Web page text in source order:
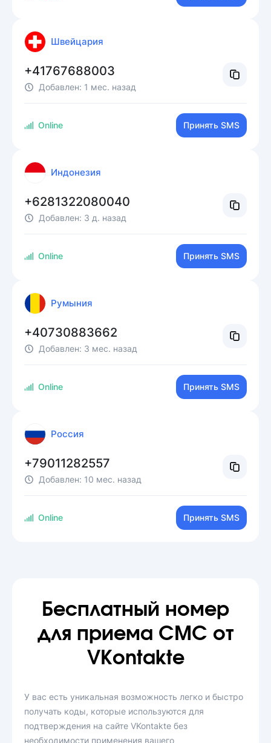
Швейцария
+41767688003
Добавлен: 1 мес. назад
Online Принять SMS
Индонезия
+6281322080040
Добавлен: 3 д. назад
Online Принять SMS
Румыния
+40730883662
Добавлен: 3 мес. назад
Online Принять SMS
Россия
+79011282557
Добавлен: 10 мес. назад
Online Принять SMS
Бесплатный номер
для приема СМС от
VKontakte
У вас есть уникальная возможность легко и быстро
получать коды, которые используются для
подтверждения на сайте VKontakte без
необходимости применения вашего